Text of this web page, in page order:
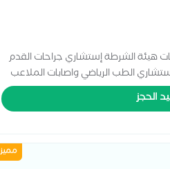
هيئة الشرطة إستشاري جراحات القدم
الطب الرياضي واصابات الملاعب
الحجز
مميز